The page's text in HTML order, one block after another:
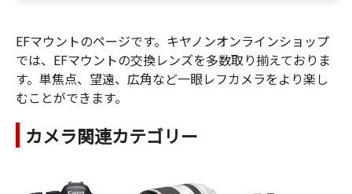
EFマウントのページです。キヤノンオンラインショップ
では、EFマウントの交換レンズを多数取り揃えておりま
す。単焦点、望遠、広角など一眼レフカメラをより楽し
むことができます。
カメラ関連カテゴリー